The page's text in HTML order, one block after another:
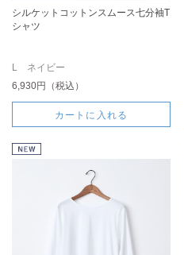
シルケットコットンスムース七分袖T
シャツ
L ネイビー
6,930円（税込）
カートに入れる